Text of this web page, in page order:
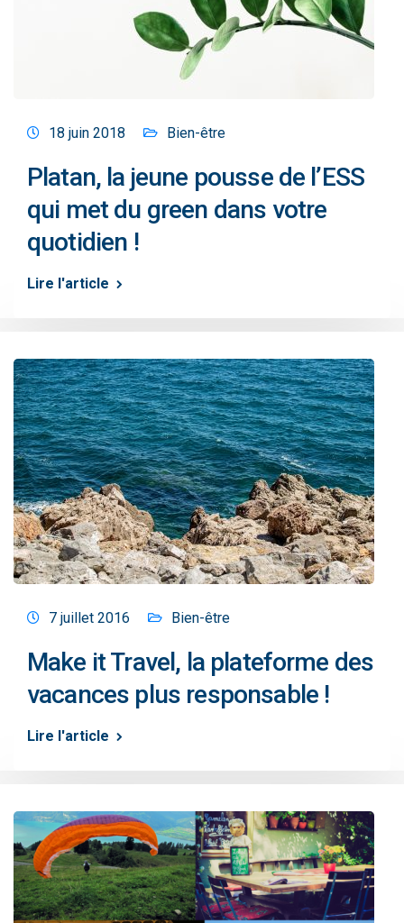
18 juin 2018 Bien-être
Platan, la jeune pousse de l’ESS
qui met du green dans votre
quotidien !
Lire l'article
7 juillet 2016 Bien-être
Make it Travel, la plateforme des
vacances plus responsable !
Lire l'article